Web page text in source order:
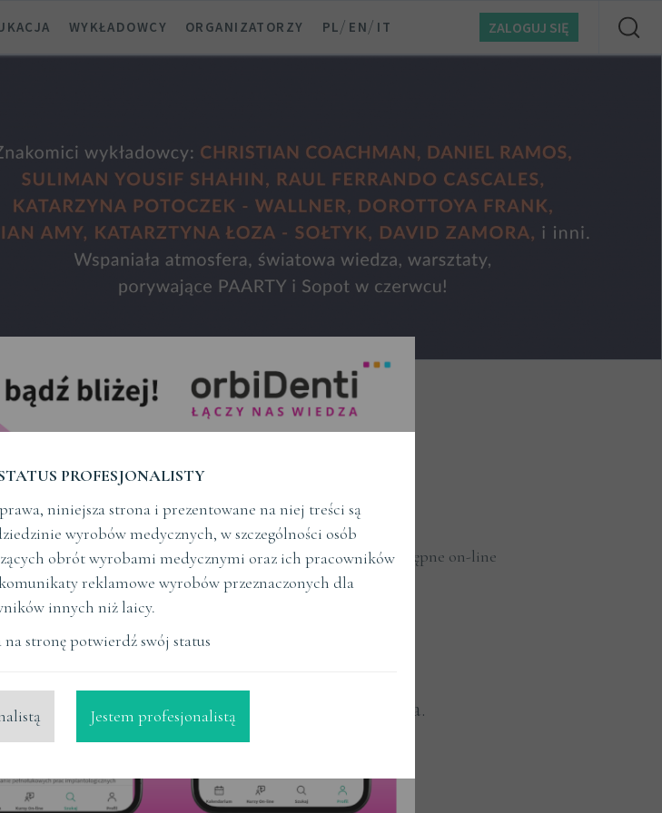
WYKŁADOWCY ORGANIZATORZY PL/ EN/ IT ZALOGUJ SIĘ
wydarzeń
Termin do Kursy dostępne on-line
dla wybranych kryteriów wyszukiwania.
Wyszukaj ponownie lub rozszerz kryteria.
PROFESJONALISTY
niniejsza strona i prezentowane na niej treści są
wyrobów medycznych, w szczególności osób
obrót wyrobami medycznymi oraz ich pracowników
reklamowe wyrobów przeznaczonych dla
innych niż laicy.
stronę potwierdź swój status
Jestem profesjonalistą